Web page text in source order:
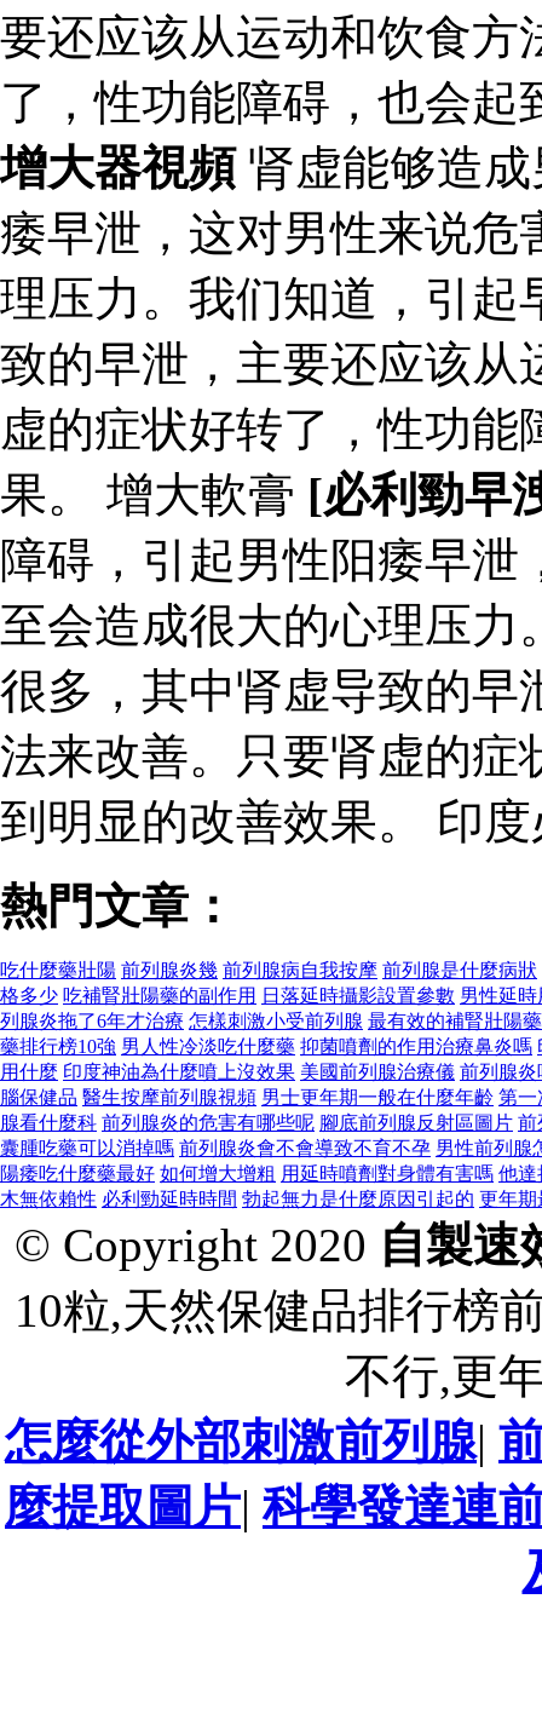
要还应该从运动和饮食方
了，性功能障碍，也会
增大器視頻肾虚能够造成
痿早泄，这对男性来说危
理压力。我们知道，引起
致的早泄，主要还应该从
虚的症状好转了，性功
果。 增大軟膏 [必利勁早
障碍，引起男性阳痿早
至会造成很大的心理压力
很多，其中肾虚导致的早
法来改善。只要肾虚的症
到明显的改善效果。 印
熱門文章：
吃什麼藥壯陽 前列腺炎幾 前列腺病自我按摩 前列腺是什麼病狀
格多少 吃補腎壯陽藥的副作用 日落延時攝影設置參數 男性延
列腺炎拖了6年才治療 怎樣刺激小受前列腺 最有效的補腎壯陽藥
藥排行榜10強 男人性冷淡吃什麼藥 抑菌噴劑的作用治療鼻炎嗎
用什麼 印度神油為什麼噴上沒效果 美國前列腺治療儀 前列腺炎
腦保健品 醫生按摩前列腺視頻 男士更年期一般在什麼年齡 第一
腺看什麼科 前列腺炎的危害有哪些呢 腳底前列腺反射區圖片 前
囊腫吃藥可以消掉嗎 前列腺炎會不會導致不育不孕 男性前列腺
陽痿吃什麼藥最好 如何增大增粗 用延時噴劑對身體有害嗎 他達
木無依賴性 必利勁延時時間 勃起無力是什麼原因引起的 更年期
© Copyright 2020 自製速
10粒,天然保健品排行榜
不行,更
怎麼從外部刺激前列腺|
麼提取圖片|科學發達連